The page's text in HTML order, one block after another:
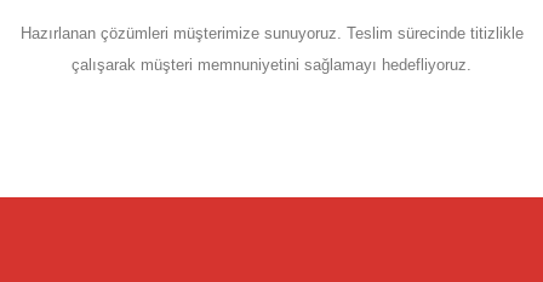
Hazırlanan çözümleri müşterimize sunuyoruz. Teslim sürecinde titizlikle
çalışarak müşteri memnuniyetini sağlamayı hedefliyoruz.